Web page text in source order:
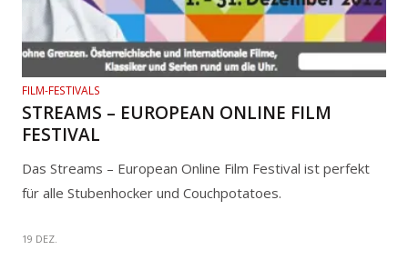
FILM-FESTIVALS
STREAMS – EUROPEAN ONLINE FILM
FESTIVAL
Das Streams – European Online Film Festival ist perfekt
für alle Stubenhocker und Couchpotatoes.
19 DEZ.